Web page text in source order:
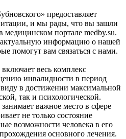
предоставляет
и мы рады, что вы зашли
портале medby.su.
информацию о нашей
помогут вам связаться с нами.
весь комплекс
инвалидности в период
в достижении максимальной
так и психологической.
важное место в сфере
не только состояние
возможности человека в его
основного лечения.